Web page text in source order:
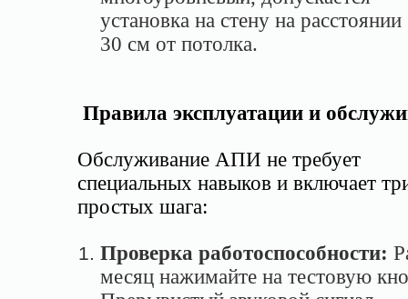
установка на стену на
30 см от потолка.
Правила эксплуатации и
Обслуживание АПИ не требует
специальных навыков и включает
простых шага:
Проверка работоспособности:
месяц нажимайте на тестовую